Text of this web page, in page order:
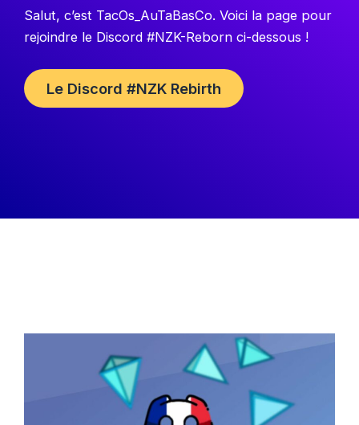
Salut, c’est TacOs_AuTaBasCo. Voici la page pour
rejoindre le Discord #NZK-Reborn ci-dessous !
Le Discord #NZK Rebirth